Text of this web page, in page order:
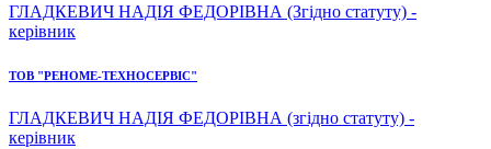
ГЛАДКЕВИЧ НАДІЯ ФЕДОРІВНА (Згідно статуту) -
керівник
ТОВ "РЕНОМЕ-ТЕХНОСЕРВІС"
ГЛАДКЕВИЧ НАДІЯ ФЕДОРІВНА (згідно статуту) -
керівник